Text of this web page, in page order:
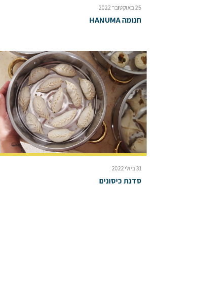
25 באוקטובר 2022
חנומה HANUMA
31 ביולי 2022
סדנת כיסונים